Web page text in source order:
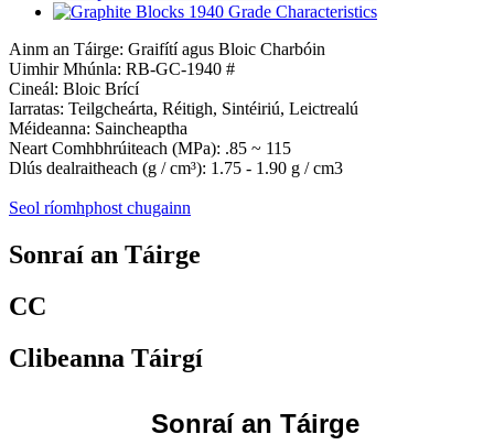
Ainm an Táirge: Graifítí agus Bloic Charbóin
Uimhir Mhúnla: RB-GC-1940 #
Cineál: Bloic Brící
Iarratas: Teilgcheárta, Réitigh, Sintéiriú, Leictrealú
Méideanna: Saincheaptha
Neart Comhbhrúiteach (MPa): .85 ~ 115
Dlús dealraitheach (g / cm³): 1.75 - 1.90 g / cm3
Seol ríomhphost chugainn
Sonraí an Táirge
CC
Clibeanna Táirgí
Sonraí an Táirge